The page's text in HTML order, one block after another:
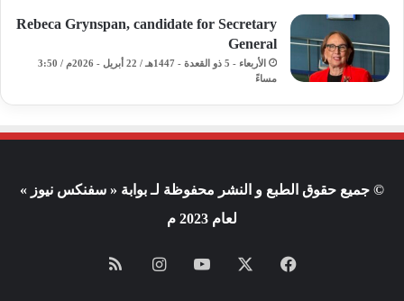
Rebeca Grynspan, candidate for Secretary
General
الأربعاء - 5 ذو القعدة - 1447هـ / 22 أبريل - 2026م / 3:50
مساءً
© جميع حقوق الطبع و النشر محفوظة لـ بوابة « سفنكس نيوز »
لعام 2023 م
فيسبوك يوتيوب انستقرام